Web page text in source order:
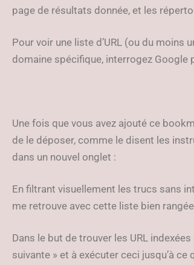
page de résultats donnée, et les
Pour voir une liste d’URL (ou du moins
domaine spécifique, interrogez Google
Une fois que vous avez ajouté ce
de le déposer, comme le disent les
dans un nouvel onglet :
En filtrant visuellement les trucs sans
me retrouve avec cette liste bien
Dans le but de trouver les URL
suivante » et à exécuter ceci jusqu’à